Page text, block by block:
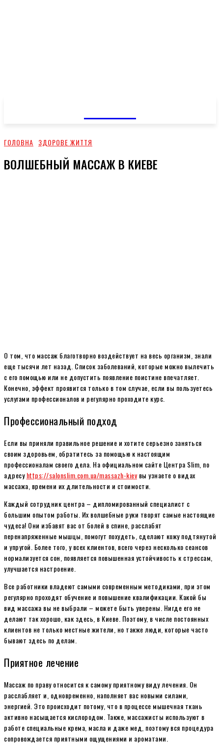
ГОЛОВНА ЗДОРОВЕ ЖИТТЯ
ВОЛШЕБНЫЙ МАССАЖ В КИЕВЕ
О том, что массаж благотворно воздействует на весь организм, знали
еще тысячи лет назад. Список заболеваний, которые можно вылечить
с его помощью или не допустить появление поистине впечатляет.
Конечно, эффект проявится только в том случае, если вы пользуетесь
услугами профессионалов и регулярно проходите курс.
Профессиональный подход
Если вы приняли правильное решение и хотите серьезно заняться
своим здоровьем, обратитесь за помощью к настоящим
профессионалам своего дела. На официальном сайте Центра Slim, по
адресуhttps://salonslim.com.ua/massazh-kiev вы узнаете о видах
массажа, времени их длительности и стоимости.
Каждый сотрудник центра – дипломированный специалист с
большим опытом работы. Их волшебные руки творят самые настоящие
чудеса! Они избавят вас от болей в спине, расслабят
перенапряженные мышцы, помогут похудеть, сделают кожу подтянутой
и упругой. Более того, у всех клиентов, всего через несколько сеансов
нормализуется сон, появляется повышенная устойчивость к стрессам,
улучшается настроение.
Все работники владеют самыми современным методиками, при этом
регулярно проходят обучение и повышение квалификации. Какой бы
вид массажа вы не выбрали – можете быть уверены. Нигде его не
делают так хорошо, как здесь, в Киеве. Поэтому, в числе постоянных
клиентов не только местные жители, но также люди, которые часто
бывают здесь по делам.
Приятное лечение
Массаж по праву относится к самому приятному виду лечения. Он
расслабляет и, одновременно, наполняет вас новыми силами,
энергией. Это происходит потому, что в процессе мышечная ткань
активно насыщается кислородом. Также, массажисты используют в
работе специальные крема, масла и даже мед, поэтому вся процедура
сопровождается приятными ощущениями и ароматами.